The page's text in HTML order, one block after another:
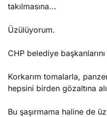
takılmasına...
Üzülüyorum.
CHP belediye
Korkarım tomalarla,
hepsini birden gözaltına
Bu şaşırmama haline de